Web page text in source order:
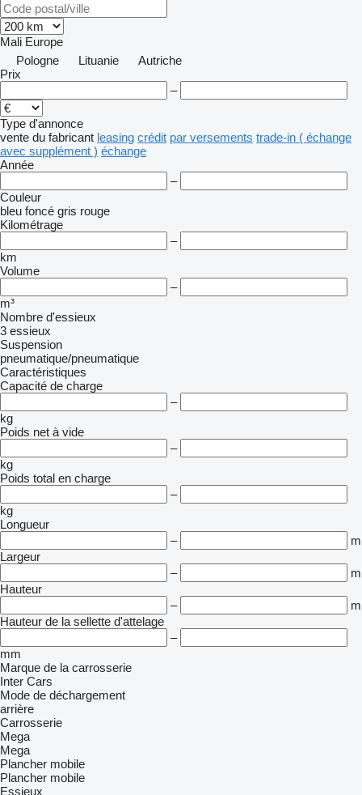
Mali Europe
Pologne
Lituanie
Autriche
Prix
–
Type d'annonce
vente du fabricant leasing crédit par versements trade-in ( échange
avec supplément ) échange
Année
–
Couleur
bleu foncé gris rouge
Kilométrage
–
km
Volume
–
m³
Nombre d'essieux
3 essieux
Suspension
pneumatique/pneumatique
Caractéristiques
Capacité de charge
–
kg
Poids net à vide
–
kg
Poids total en charge
–
kg
Longueur
–
m
Largeur
–
m
Hauteur
–
m
Hauteur de la sellette d'attelage
–
mm
Marque de la carrosserie
Inter Cars
Mode de déchargement
arrière
Carrosserie
Mega
Mega
Plancher mobile
Plancher mobile
Essieux